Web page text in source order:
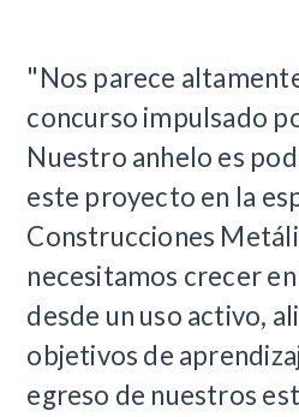
"Nos parece
concurso impulsado
Nuestro anhelo es
este proyecto en la
Construcciones
necesitamos crecer
desde un uso activo,
objetivos de
egreso de nuestros